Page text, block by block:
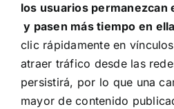
los usuarios permanezcan
y pasen más tiempo en
clic rápidamente en
atraer tráfico desde las
persistirá, por lo que una
mayor de contenido